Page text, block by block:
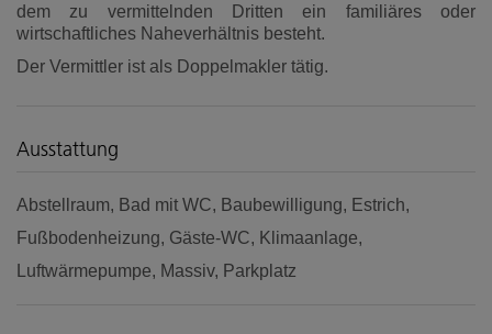
dem zu vermittelnden Dritten ein familiäres oder
wirtschaftliches Naheverhältnis besteht.
Der Vermittler ist als Doppelmakler tätig.
Ausstattung
Abstellraum Bad mit WC Baubewilligung
Estrich
Fußbodenheizung Gäste-WC
Klimaanlage
Luftwärmepumpe
Massiv Parkplatz